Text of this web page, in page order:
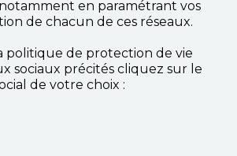
en paramétrant vos
de chacun de ces réseaux.
politique de protection de vie
sociaux précités cliquez sur le
de votre choix :